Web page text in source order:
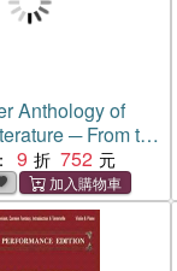
Anthology of
─ From the
the Civil War
9 752